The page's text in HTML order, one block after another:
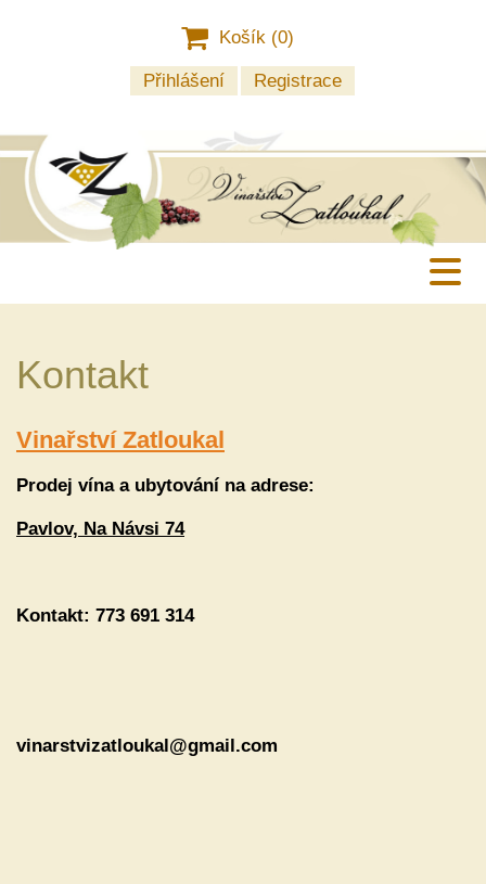
Košík (0)
Přihlášení Registrace
Kontakt
Vinařství Zatloukal
Prodej vína a ubytování na adrese:
Pavlov, Na Návsi 74
Kontakt: 773 691 314
vinarstvizatloukal@gmail.com